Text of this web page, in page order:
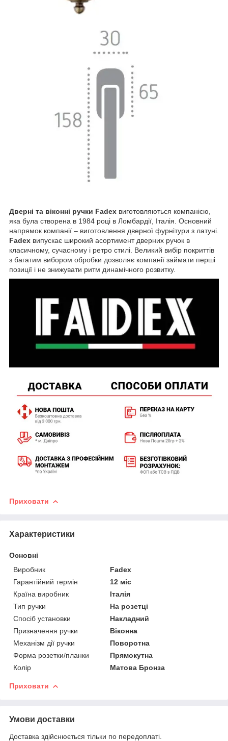
Дверні та віконні ручки Fadex виготовляються компанією,
яка була створена в 1984 році в Ломбардії, Італія. Основний
напрямок компанії – виготовлення дверної фурнітури з латуні.
Fadex випускає широкий асортимент дверних ручок в
класичному, сучасному і ретро стилі. Великий вибір покриттів
з багатим вибором обробки дозволяє компанії займати перші
позиції і не знижувати ритм динамічного розвитку.
Приховати
Характеристики
Основні
Виробник
Fadex
Гарантійний термін
12 міс
Країна виробник
Італія
Тип ручки
На розетці
Спосіб установки
Накладний
Призначення ручки
Віконна
Механізм дії ручки
Поворотна
Форма розетки/планки
Прямокутна
Колір
Матова Бронза
Приховати
Умови доставки
Доставка здійснюється тільки по передоплаті.